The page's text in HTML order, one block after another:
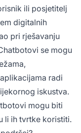
ili posjetitelj
digitalnih
pri rješavanju
se mogu
radi
iskustva.
mogu biti
li ih tvrtke koristiti.